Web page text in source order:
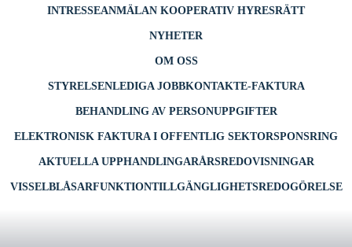
INTRESSEANMÄLAN KOOPERATIV HYRESRÄTT
NYHETER
OM OSS
STYRELSENLEDIGA JOBBKONTAKTE-FAKTURA
BEHANDLING AV PERSONUPPGIFTER
ELEKTRONISK FAKTURA I OFFENTLIG SEKTORSPONSRING
AKTUELLA UPPHANDLINGARÅRSREDOVISNINGAR
VISSELBLÅSARFUNKTIONTILLGÄNGLIGHETSREDOGÖRELSE